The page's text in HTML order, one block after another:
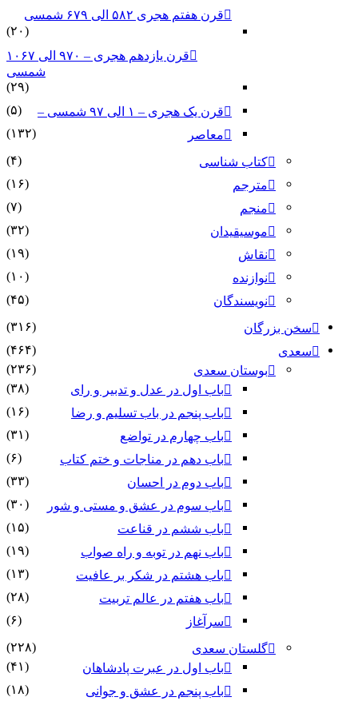
قرن هفتم هجری ۵۸۲ الی ۶۷۹ شمسی
(۲۰)
قرن یازدهم هجری – ۹۷۰ الی ۱۰۶۷
شمسی
(۲۹)
قرن یک هجری – ۱ الی ۹۷ شمسی –
(۵)
معاصر
(۱۳۲)
کتاب شناسی
(۴)
مترجم
(۱۶)
منجم
(۷)
موسیقیدان
(۳۲)
نقاش
(۱۹)
نوازنده
(۱۰)
نویسندگان
(۴۵)
سخن بزرگان
(۳۱۶)
سعدی
(۴۶۴)
بوستان سعدی
(۲۳۶)
باب اول در عدل و تدبیر و رای
(۳۸)
باب پنجم در باب تسلیم و رضا
(۱۶)
باب چهارم در تواضع
(۳۱)
باب دهم در مناجات و ختم کتاب
(۶)
باب دوم در احسان
(۳۳)
باب سوم در عشق و مستی و شور
(۳۰)
باب ششم در قناعت
(۱۵)
باب نهم در توبه و راه صواب
(۱۹)
باب هشتم در شکر بر عافیت
(۱۳)
باب هفتم در عالم تربیت
(۲۸)
سرآغاز
(۶)
گلستان سعدی
(۲۲۸)
باب اول در عبرت پادشاهان
(۴۱)
باب پنجم در عشق و جوانى
(۱۸)